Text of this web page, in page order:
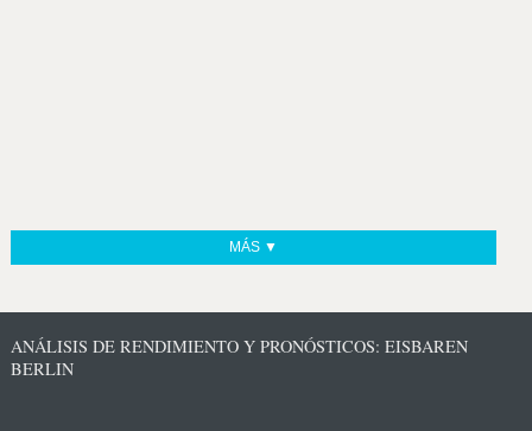
MÁS ▼
ANÁLISIS DE RENDIMIENTO Y PRONÓSTICOS: EISBAREN
BERLIN